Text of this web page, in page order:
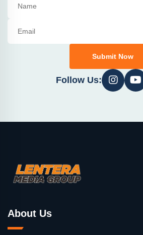
Submit Now
Follow Us:
About Us